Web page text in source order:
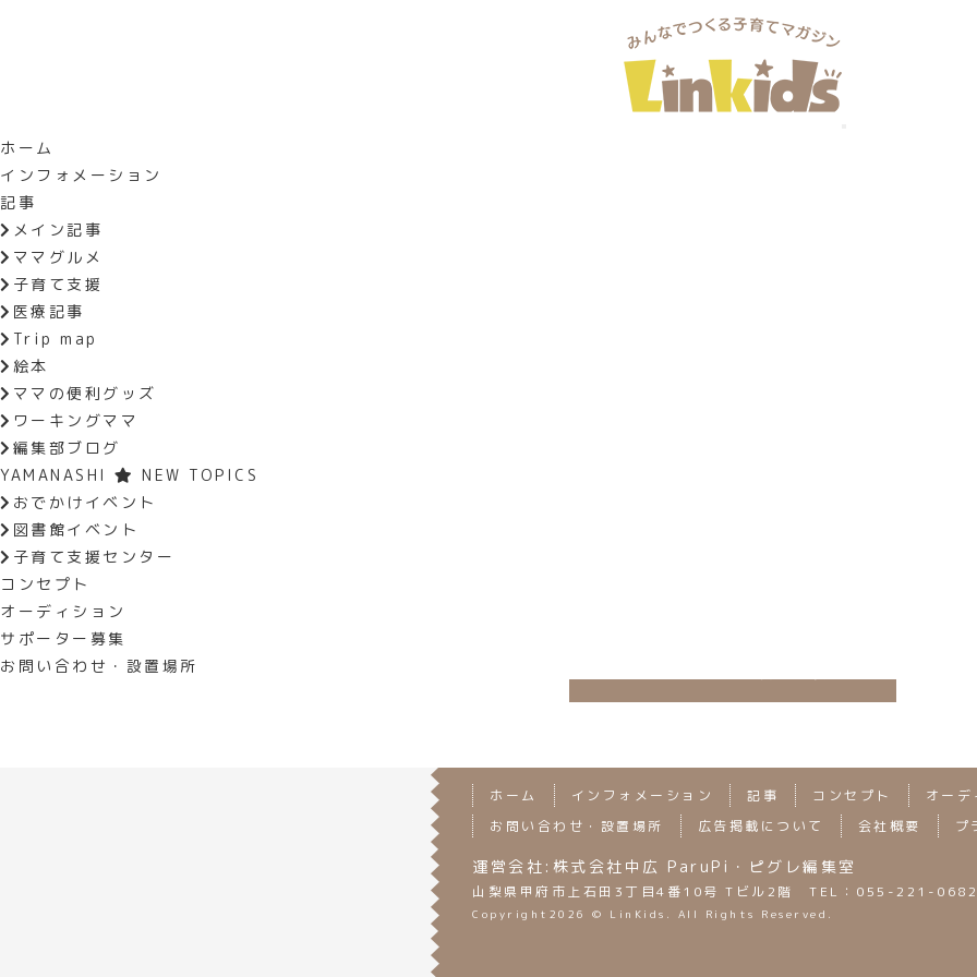
ホーム
インフォメーション
記事
メイン記事
ママグルメ
子育て支援
医療記事
Trip map
絵本
ママの便利グッズ
ワーキングママ
編集部ブログ
YAMANASHI
NEW TOPICS
おでかけイベント
図書館イベント
子育て支援センター
コンセプト
オーディション
サポーター募集
お問い合わせ・設置場所
【問い合わせ】055-236-6531
ホーム インフォメーション 記事 コンセプト オーデ
お問い合わせ・設置場所
広告掲載について 会社概要 プ
運営会社:株式会社中広 ParuPi・ピグレ編集室
山梨県甲府市上石田3丁目4番10号 Tビル2階 TEL：055-221-0682
Copyright 2026 © LinKids. All Rights Reserved.